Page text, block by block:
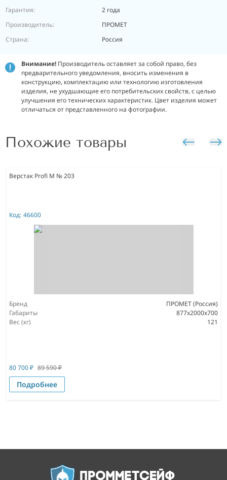
Гарантия:
2 года
Производитель:
ПРОМЕТ
Страна:
Россия
Внимание! Производитель оставляет за собой право, без
предварительного уведомления, вносить изменения в
конструкцию, комплектацию или технологию изготовления
изделия, не ухудшающие его потребительских свойств, с целью
улучшения его технических характеристик. Цвет изделия может
отличаться от представленного на фотографии.
Похожие товары
Верстак Profi M № 203
Код: 46600
Бренд
ПРОМЕТ (Россия)
Габариты
877x2000x700
Вес (кг)
121
80 700₽ 89 590₽
Подробнее